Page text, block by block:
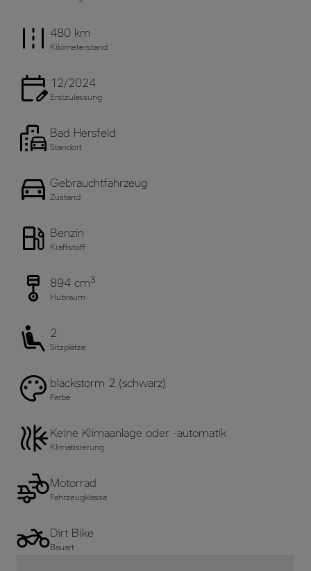
480 km
Kilometerstand
12/2024
Erstzulassung
Bad Hersfeld
Standort
Gebrauchtfahrzeug
Zustand
Benzin
Kraftstoff
894 cm3
Hubraum
2
Sitzplätze
blackstorm 2 (schwarz)
Farbe
Keine Klimaanlage oder -automatik
Klimatisierung
Motorrad
Fahrzeugklasse
Dirt Bike
Bauart